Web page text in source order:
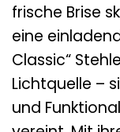
frische Brise
eine
Classic“
Lichtquelle –
und